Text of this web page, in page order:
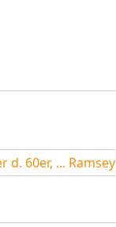
d. 60er, ... Ramsey